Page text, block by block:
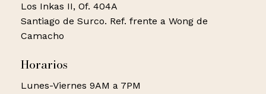
Los Inkas II, Of. 404A
Santiago de Surco. Ref. frente a Wong de
Camacho
Horarios
Lunes-Viernes 9AM a 7PM